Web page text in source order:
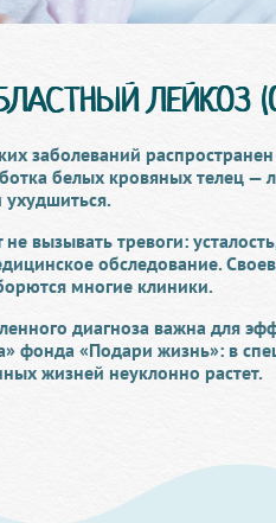
ЛЕЙКОЗ
заболеваний
белых кровяных телец
вызывать тревоги:
обследование.
многие клиники.
диагноза важна для
фонда «Подари жизнь»: в
жизней неуклонно растет.